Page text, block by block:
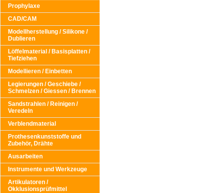
Prophylaxe
CAD/CAM
Modellherstellung / Silikone /
Dublieren
Löffelmaterial / Basisplatten /
Tiefziehen
Modellieren / Einbetten
Legierungen / Geschiebe /
Schmelzen / Giessen / Brennen
Sandstrahlen / Reinigen /
Veredeln
Verblendmaterial
Prothesenkunststoffe und
Zubehör, Drähte
Ausarbeiten
Instrumente und Werkzeuge
Artikulatoren /
Okklusionsprüfmittel